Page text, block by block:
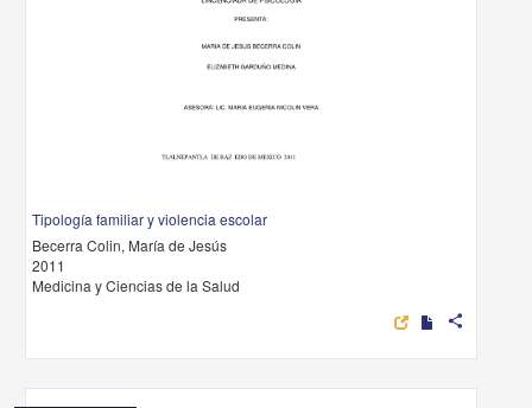
Tipología familiar y violencia escolar
Becerra Colin, María de Jesús
2011
Medicina y Ciencias de la Salud
share